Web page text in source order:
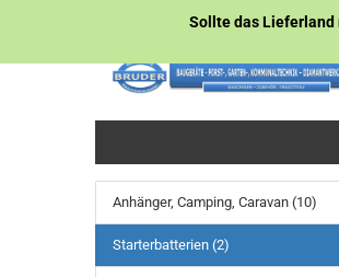
Sollte das Lieferland
Anhänger, Camping, Caravan (10)
Starterbatterien (2)